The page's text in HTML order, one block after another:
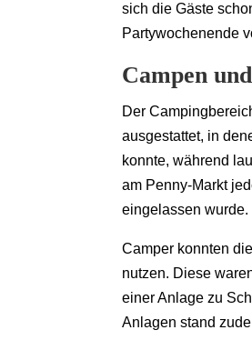
sich die Gäste
Partywochenende
Campen
Der
ausgestattet, in
konnte, während
am Penny-Markt
eingelassen
Camper konnten
nutzen. Diese
einer Anlage zu
Anlagen stand